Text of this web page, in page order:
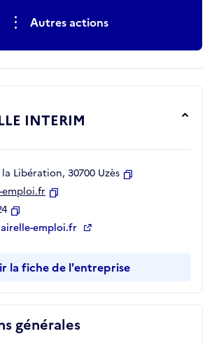
Autres actions
générales
INTERIM
Libération, 30700 Uzès
emploi.fr
Copieremploi.fr
la fiche de l'entreprise